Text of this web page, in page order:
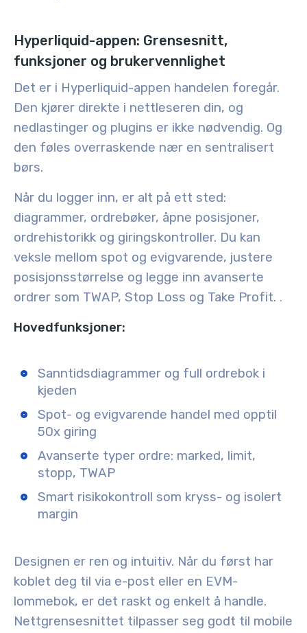
Hyperliquid-appen: Grensesnitt,
funksjoner og brukervennlighet
Det er i Hyperliquid-appen handelen foregår.
Den kjører direkte i nettleseren din, og
nedlastinger og plugins er ikke nødvendig. Og
den føles overraskende nær en sentralisert
børs.
Når du logger inn, er alt på ett sted:
diagrammer, ordrebøker, åpne posisjoner,
ordrehistorikk og giringskontroller. Du kan
veksle mellom spot og evigvarende, justere
posisjonsstørrelse og legge inn avanserte
ordrer som TWAP, Stop Loss og Take Profit. .
Hovedfunksjoner:
Sanntidsdiagrammer og full ordrebok i
kjeden
Spot- og evigvarende handel med opptil
50x giring
Avanserte typer ordre: marked, limit,
stopp, TWAP
Smart risikokontroll som kryss- og isolert
margin
Designen er ren og intuitiv. Når du først har
koblet deg til via e-post eller en EVM-
lommebok, er det raskt og enkelt å handle.
Nettgrensesnittet tilpasser seg godt til mobile